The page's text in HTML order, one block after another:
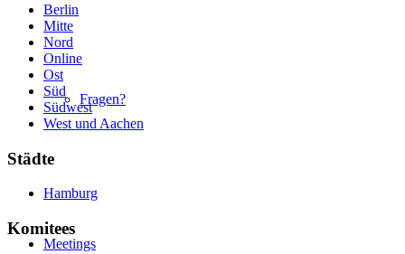
Fragen?
Meetings
Berlin
Mitte
Nord
Online
Ost
Süd
Südwest
West und Aachen
Städte
Hamburg
Komitees